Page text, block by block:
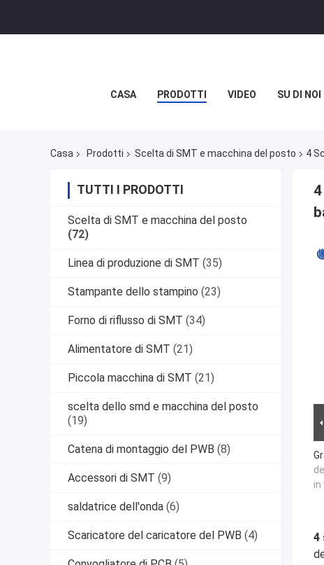
CASA PRODOTTI VIDEO SU DI NOI
Casa Prodotti Scelta di SMT e macchina del posto 4
TUTTI I PRODOTTI
Scelta di SMT e macchina del posto
(72)
Linea di produzione di SMT (35)
Stampante dello stampino (23)
Forno di riflusso di SMT (34)
Alimentatore di SMT (21)
Piccola macchina di SMT (21)
scelta dello smd e macchina del posto
(19)
Catena di montaggio del PWB (8)
Accessori di SMT (9)
saldatrice dell'onda (6)
Scaricatore del caricatore del PWB (4)
in
4